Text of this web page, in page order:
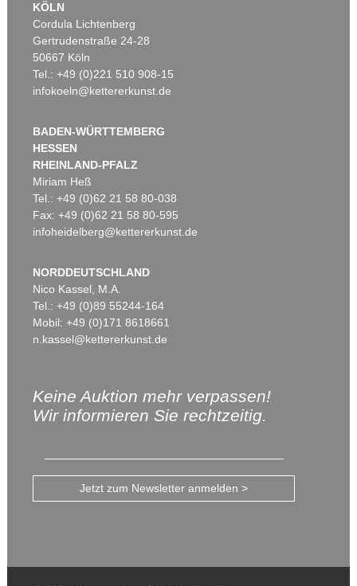
KÖLN
Cordula Lichtenberg
Gertrudenstraße 24-28
50667 Köln
Tel.: +49 (0)221 510 908-15
infokoeln@kettererkunst.de
BADEN-WÜRTTEMBERG
HESSEN
RHEINLAND-PFALZ
Miriam Heß
Tel.: +49 (0)62 21 58 80-038
Fax: +49 (0)62 21 58 80-595
infoheidelberg@kettererkunst.de
NORDDEUTSCHLAND
Nico Kassel, M.A.
Tel.: +49 (0)89 55244-164
Mobil: +49 (0)171 8618661
n.kassel@kettererkunst.de
Keine Auktion mehr verpassen!
Wir informieren Sie rechtzeitig.
Jetzt zum Newsletter anmelden >